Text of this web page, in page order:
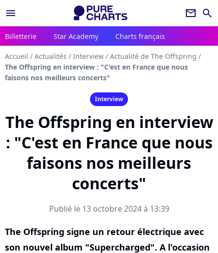
menu newsletter search
Billetterie Star Academy Charts français
Accueil / Actualités / Interview / Actualité de The Offspring /
The Offspring en interview : "C'est en France que nous
faisons nos meilleurs concerts"
Interview
The Offspring en interview
: "C'est en France que nous
faisons nos meilleurs
concerts"
Publié le 13 octobre 2024 à 13:39
The Offspring signe un retour électrique avec
son nouvel album "Supercharged". A l'occasion